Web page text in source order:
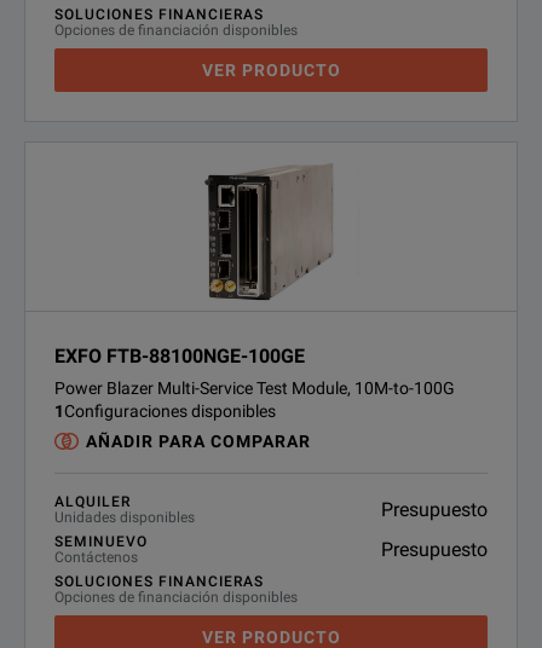
SOLUCIONES FINANCIERAS
Opciones de financiación disponibles
VER PRODUCTO
EXFO FTB-88100NGE-100GE
Power Blazer Multi-Service Test Module, 10M-to-100G
1Configuraciones disponibles
AÑADIR PARA COMPARAR
ALQUILER
Unidades disponibles
Presupuesto
SEMINUEVO
Contáctenos
Presupuesto
SOLUCIONES FINANCIERAS
Opciones de financiación disponibles
VER PRODUCTO